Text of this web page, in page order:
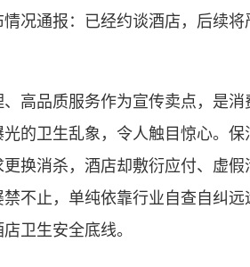
况通报：已经约谈酒店，后续将
品质服务作为宣传卖点，是消
的卫生乱象，令人触目惊心。
换消杀，酒店却敷衍应付、虚
不止，单纯依靠行业自查自纠
卫生安全底线。